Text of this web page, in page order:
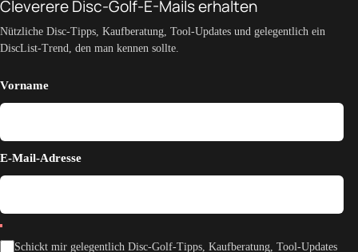
Cleverere Disc-Golf-E-Mails erhalten
Nützliche Disc-Tipps, Kaufberatung, Tool-Updates und gelegentlich ein
DiscList-Trend, den man kennen sollte.
Vorname
E-Mail-Adresse
Schickt mir gelegentlich Disc-Golf-Tipps, Kaufberatung, Tool-Updates